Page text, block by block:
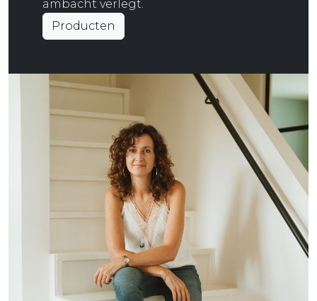
ambacht verlegt.
Producten